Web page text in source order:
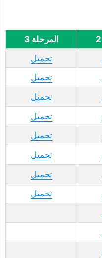
المرحلة 3
تحميل
تحميل
تحميل
تحميل
تحميل
تحميل
تحميل
تحميل